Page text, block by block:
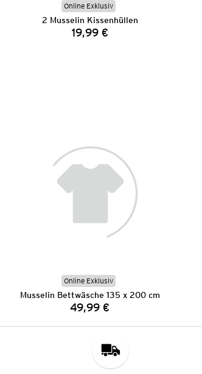
Online Exklusiv
2 Musselin Kissenhüllen
Preis:
19,99 €
Online Exklusiv
Musselin Bettwäsche 135 x 200 cm
Preis:
49,99 €